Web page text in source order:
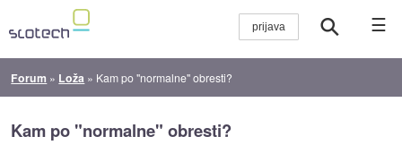
☰
Forum » Loža » Kam po "normalne" obresti?
Kam po "normalne" obresti?